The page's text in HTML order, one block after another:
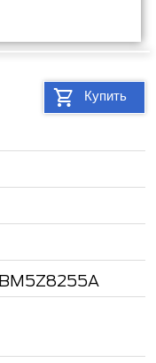
Купить